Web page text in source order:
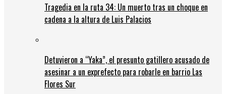
Tragedia en la ruta 34: Un muerto tras un choque en
cadena a la altura de Luis Palacios
Detuvieron a “Yaka”, el presunto gatillero acusado de
asesinar a un exprefecto para robarle en barrio Las
Flores Sur